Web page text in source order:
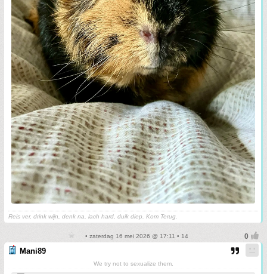
Reis ver, drink wijn, denk na, lach hard, duik diep. Kom Terug.
• zaterdag 16 mei 2026 @ 17:11 • 14
Mani89
We try not to sexualize them.